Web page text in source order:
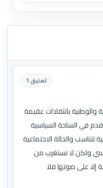
تعليق 1
والوطنية بانتقادات عقيمة
في الساحة السياسية
والحالة الاجتماعية
ولكن لا نستغرب من
إلا على صوتها فلا